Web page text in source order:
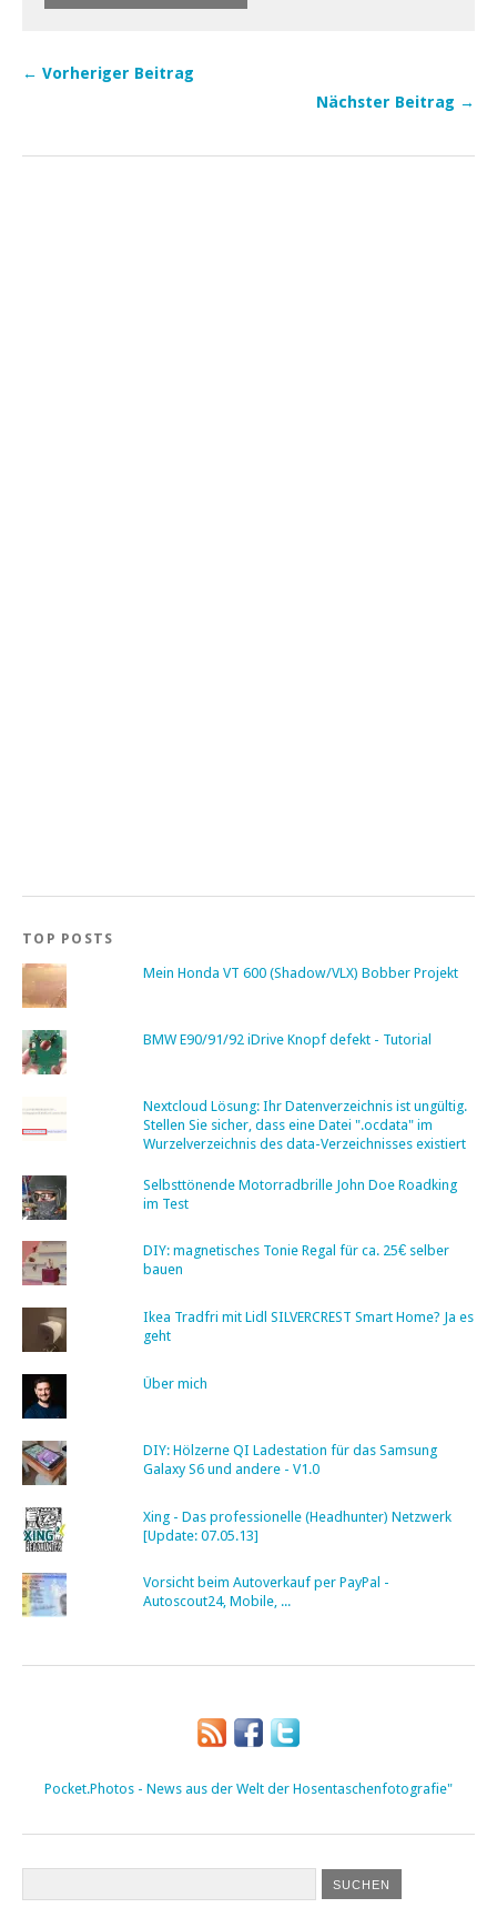
← Vorheriger Beitrag
Nächster Beitrag →
TOP POSTS
Mein Honda VT 600 (Shadow/VLX) Bobber Projekt
BMW E90/91/92 iDrive Knopf defekt - Tutorial
Nextcloud Lösung: Ihr Datenverzeichnis ist ungültig.
Stellen Sie sicher, dass eine Datei ".ocdata" im
Wurzelverzeichnis des data-Verzeichnisses existiert
Selbsttönende Motorradbrille John Doe Roadking
im Test
DIY: magnetisches Tonie Regal für ca. 25€ selber
bauen
Ikea Tradfri mit Lidl SILVERCREST Smart Home? Ja es
geht
Über mich
DIY: Hölzerne QI Ladestation für das Samsung
Galaxy S6 und andere - V1.0
Xing - Das professionelle (Headhunter) Netzwerk
[Update: 07.05.13]
Vorsicht beim Autoverkauf per PayPal -
Autoscout24, Mobile, ...
Pocket.Photos - News aus der Welt der Hosentaschenfotografie"